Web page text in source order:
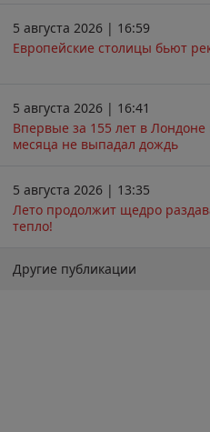
5 августа 2026 | 16:59
Европейские столицы бьют
5 августа 2026 | 16:41
Впервые за 155 лет в Лондоне
месяца не выпадал дождь
5 августа 2026 | 13:35
Лето продолжит щедро
тепло!
Другие публикации